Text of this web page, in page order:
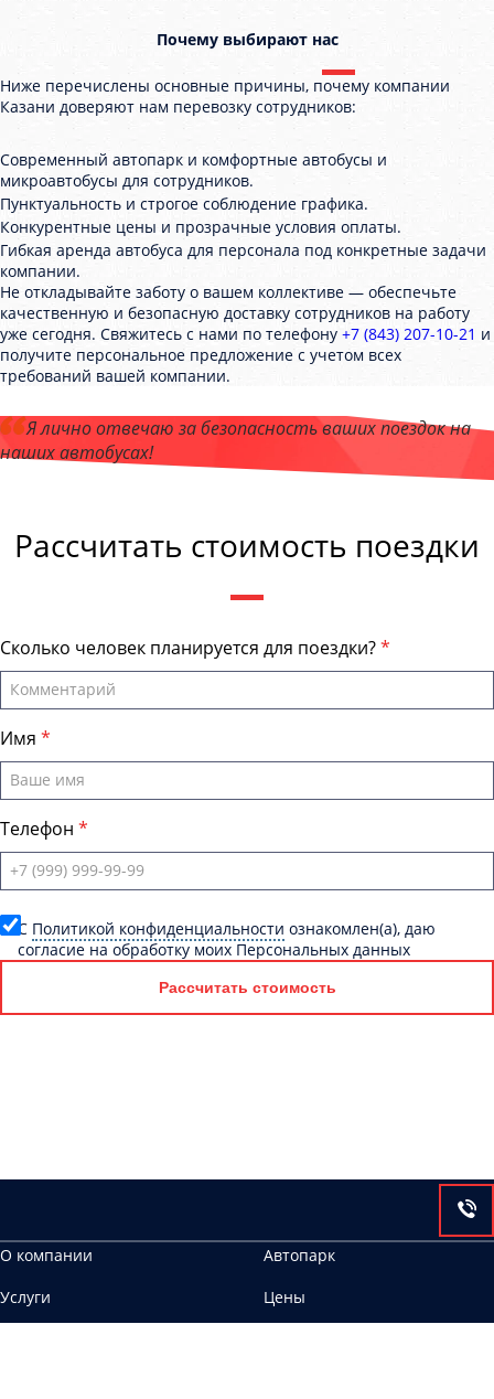
Почему выбирают нас
Ниже перечислены основные причины, почему компании
Казани доверяют нам перевозку сотрудников:
Современный автопарк и комфортные автобусы и
микроавтобусы для сотрудников.
Пунктуальность и строгое соблюдение графика.
Конкурентные цены и прозрачные условия оплаты.
Гибкая аренда автобуса для персонала под конкретные задачи
компании.
Не откладывайте заботу о вашем коллективе — обеспечьте
качественную и безопасную доставку сотрудников на работу
уже сегодня. Свяжитесь с нами по телефону +7 (843) 207-10-21 и
получите персональное предложение с учетом всех
требований вашей компании.
Я лично отвечаю за безопасность ваших поездок на
наших автобусах!
Рассчитать стоимость поездки
Сколько человек планируется для поездки?
Имя
Телефон
C Политикой конфиденциальности ознакомлен(а), даю
согласие на обработку моих Персональных данных
Рассчитать стоимость
О компании
Автопарк
Услуги
Цены